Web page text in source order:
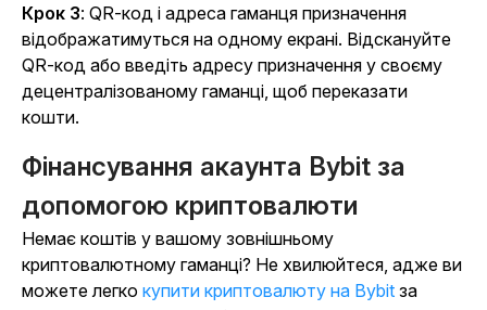
Крок 3: QR-код і адреса гаманця призначення
відображатимуться на одному екрані. Відскануйте
QR-код або введіть адресу призначення у своєму
децентралізованому гаманці, щоб переказати
кошти.
Фінансування акаунта Bybit за
допомогою криптовалюти
Немає коштів у вашому зовнішньому
криптовалютному гаманці? Не хвилюйтеся, адже ви
можете легко купити криптовалюту на Bybit за